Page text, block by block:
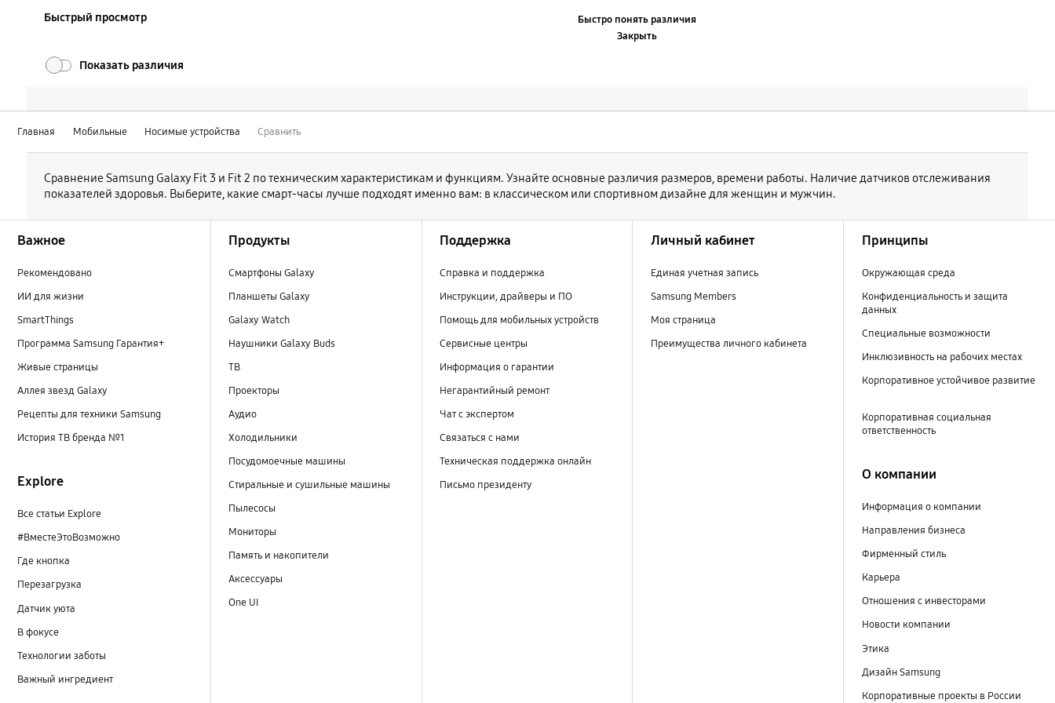
Быстрый просмотр
Быстро понять различия
Закрыть
Показать различия
Главная Мобильные Носимые устройства Сравнить
Сравнение Samsung Galaxy Fit 3 и Fit 2 по техническим характеристикам и функциям. Узнайте основные различия размеров, времени работы. Наличие датчиков отслеживания
показателей здоровья. Выберите, какие смарт-часы лучше подходят именно вам: в классическом или спортивном дизайне для женщин и мужчин.
Важное
Рекомендовано
ИИ для жизни
SmartThings
Программа Samsung Гарантия+
Живые страницы
Аллея звезд Galaxy
Рецепты для техники Samsung
История ТВ бренда №1
Explore
Все статьи Explore
#ВместеЭтоВозможно
Где кнопка
Перезагрузка
Датчик уюта
В фокусе
Технологии заботы
Важный ингредиент
Продукты
Смартфоны Galaxy
Планшеты Galaxy
Galaxy Watch
Наушники Galaxy Buds
ТВ
Проекторы
Аудио
Холодильники
Посудомоечные машины
Стиральные и сушильные машины
Пылесосы
Мониторы
Память и накопители
Аксессуары
One UI
Поддержка
Справка и поддержка
Инструкции, драйверы и ПО
Помощь для мобильных устройств
Сервисные центры
Информация о гарантии
Негарантийный ремонт
Чат с экспертом
Связаться с нами
Техническая поддержка онлайн
Письмо президенту
Личный кабинет
Единая учетная запись
Samsung Members
Моя страница
Преимущества личного кабинета
Принципы
Окружающая среда
Конфиденциальность и защита
данных
Специальные возможности
Инклюзивность на рабочих местах
Корпоративное устойчивое развитие
Корпоративная социальная
ответственность
О компании
Информация о компании
Направления бизнеса
Фирменный стиль
Карьера
Отношения с инвесторами
Новости компании
Этика
Дизайн Samsung
Корпоративные проекты в России